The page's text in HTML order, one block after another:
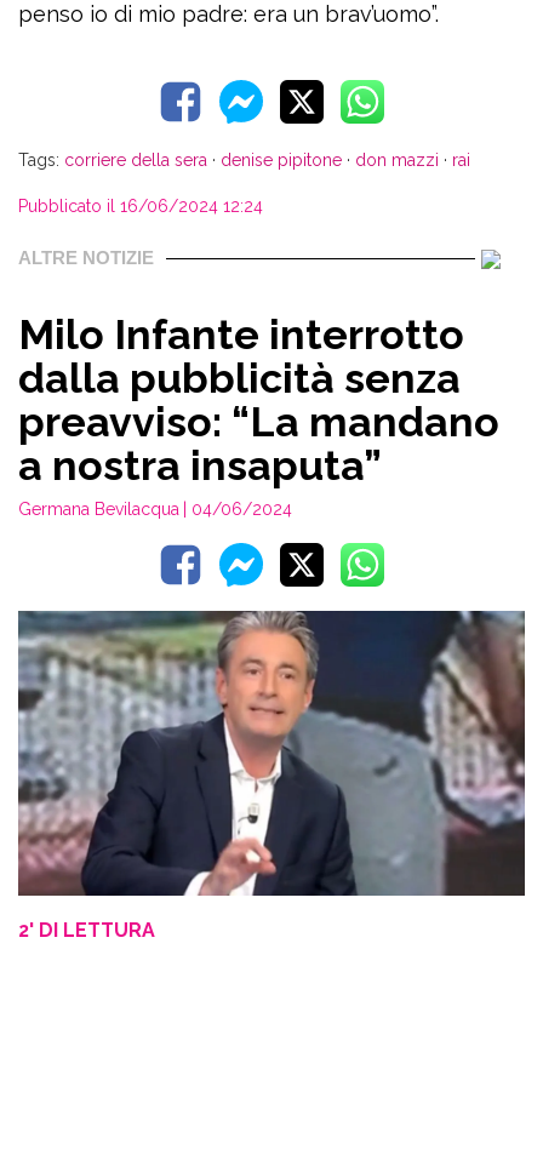
penso io di mio padre: era un brav’uomo”.
Tags: corriere della sera · denise pipitone · don mazzi · rai
Pubblicato il 16/06/2024 12:24
ALTRE NOTIZIE
Milo Infante interrotto
dalla pubblicità senza
preavviso: “La mandano
a nostra insaputa”
Germana Bevilacqua | 04/06/2024
2' DI LETTURA